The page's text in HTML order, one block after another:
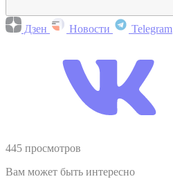
Дзен Новости Telegram
445 просмотров
Вам может быть интересно